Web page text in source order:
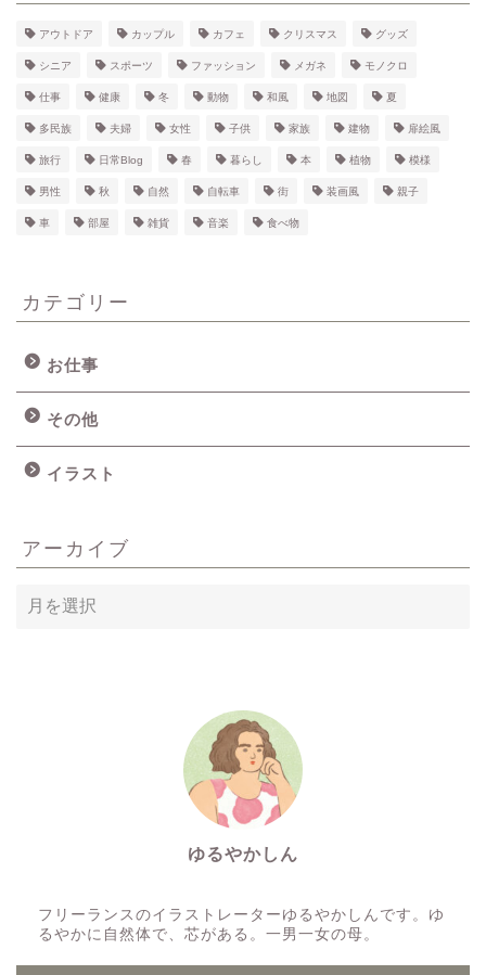
アウトドア カップル カフェ クリスマス グッズ
シニア スポーツ ファッション メガネ モノクロ
仕事 健康 冬 動物 和風 地図 夏
多民族 夫婦 女性 子供 家族 建物 扉絵風
旅行 日常Blog 春 暮らし 本 植物 模様
男性 秋 自然 自転車 街 装画風 親子
車 部屋 雑貨 音楽 食べ物
カテゴリー
お仕事
その他
イラスト
アーカイブ
ア
ー
ゆるやかしん
フリーランスのイラストレーターゆるやかしんです。ゆ
るやかに自然体で、芯がある。一男一女の母。